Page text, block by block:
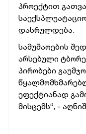
პროექტით
დასრულდება.
სამუშაოების
არსებული
პირობები
ეფექტიანად
მისცემს“, -